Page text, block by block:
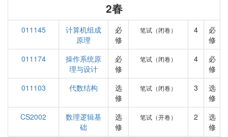
2春
011145
计算机组成
原理
必
修
笔试（闭卷） 4
必
修
011174
操作系统原
理与设计
必
修
笔试（闭卷） 4
必
修
011103
代数结构
选
修
笔试（闭卷） 3
选
修
CS2002
数理逻辑基
础
选
修
笔试（开卷） 2
选
修